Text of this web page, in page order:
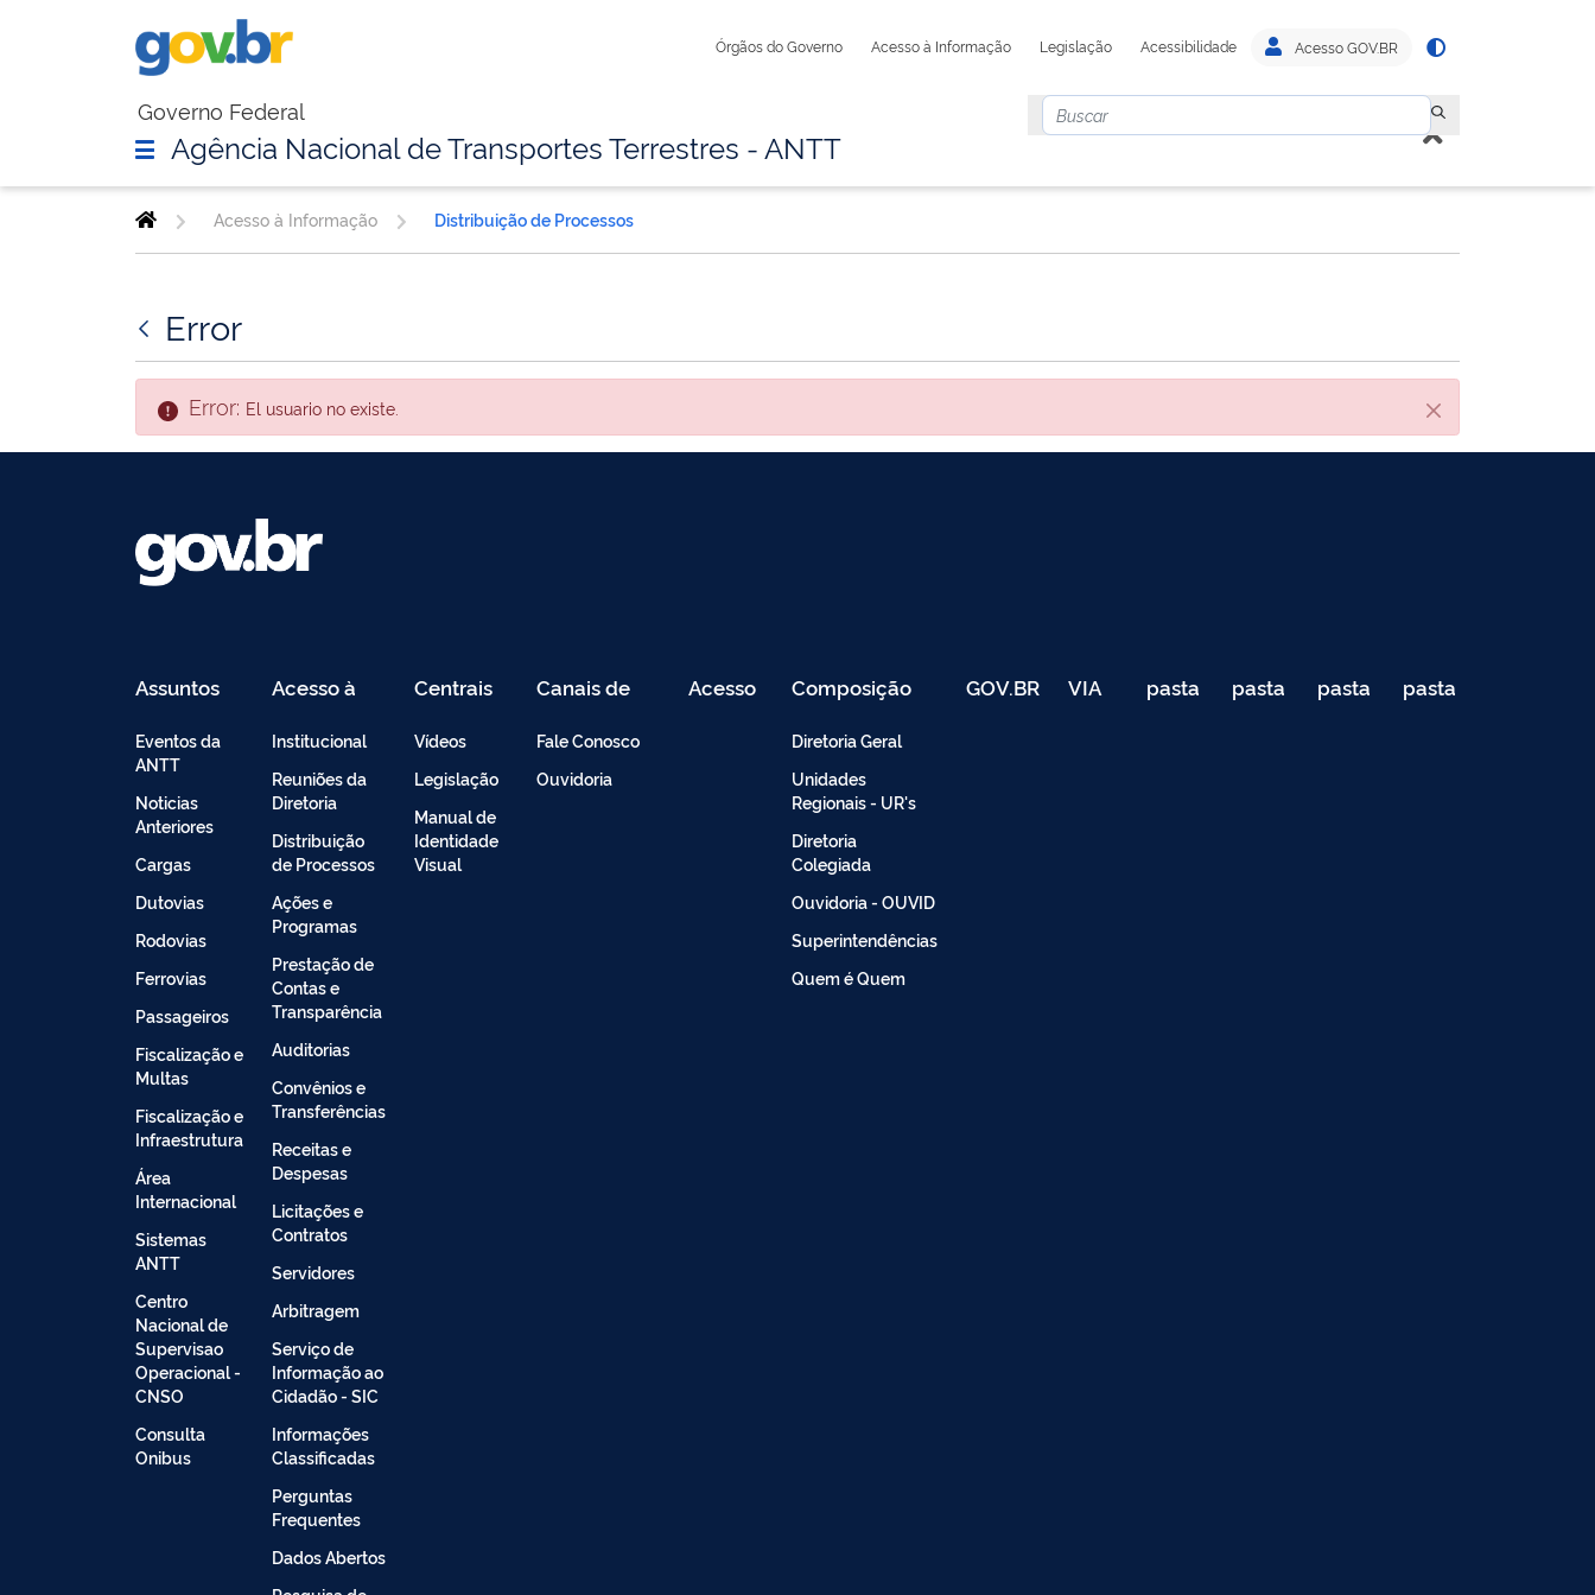
Órgãos do Governo Acesso à Informação Legislação Acessibilidade Acesso GOV.BR
Governo Federal
Agência Nacional de Transportes Terrestres - ANTT
Acesso à Informação Distribuição de Processos
Error
Cerrar
Error: El usuario no existe.
Assuntos
Eventos da
ANTT
Noticias
Anteriores
Cargas
Dutovias
Rodovias
Ferrovias
Passageiros
Fiscalização e
Multas
Fiscalização e
Infraestrutura
Área
Internacional
Sistemas
ANTT
Centro
Nacional de
Supervisao
Operacional -
CNSO
Consulta
Onibus
Acesso à
Institucional
Reuniões da
Diretoria
Distribuição
de Processos
Ações e
Programas
Prestação de
Contas e
Transparência
Auditorias
Convênios e
Transferências
Receitas e
Despesas
Licitações e
Contratos
Servidores
Arbitragem
Serviço de
Informação ao
Cidadão - SIC
Informações
Classificadas
Perguntas
Frequentes
Dados Abertos
Centrais
Vídeos
Legislação
Manual de
Identidade
Visual
Canais de
Fale Conosco
Ouvidoria
Acesso Composição
Diretoria Geral
Unidades
Regionais - UR's
Diretoria
Colegiada
Ouvidoria - OUVID
Superintendências
Quem é Quem
GOV.BR VIA pasta
de
pasta
de
pasta
de
pasta
de